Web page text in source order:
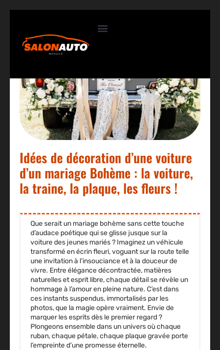
Idées de décoration d’une voiture
d’un mariage Bohème : la voiture,
la traine, la plaque, les fleurs !
Que serait un mariage bohème sans cette touche
d’audace poétique qui se glisse jusque sur la
voiture des jeunes mariés ? Imaginez un véhicule
transformé en écrin fleuri, voguant sur la route telle
une invitation à l’insouciance et à la douceur de
vivre. Entre élégance décontractée, matières
naturelles et esprit libre, chaque détail se révèle un
hommage à l’amour en pleine nature. C’est dans
ces instants suspendus, immortalisés par les
photos, que la magie opère vraiment. Envie de
marquer les esprits dès le premier regard ?
Plongeons ensemble dans un univers où chaque
ruban, chaque pétale, chaque plaque gravée porte
l’empreinte d’une promesse éternelle.